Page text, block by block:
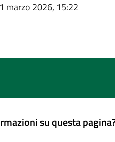
marzo 2026, 15:22
su questa